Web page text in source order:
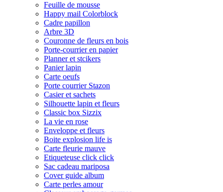
Feuille de mousse
Happy mail Colorblock
Cadre papillon
Arbre 3D
Couronne de fleurs en bois
Porte-courrier en papier
Planner et stcikers
Panier lapin
Carte oeufs
Porte courrier Stazon
Casier et sachets
Silhouette lapin et fleurs
Classic box Sizzix
La vie en rose
Enveloppe et fleurs
Boite explosion life is
Carte fleurie mauve
Etiqueteuse click click
Sac cadeau mariposa
Cover guide album
Carte perles amour